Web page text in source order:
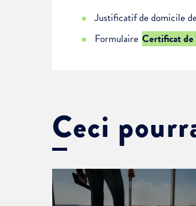
Justificatif de domicile
Formulaire Certificat de
Ceci